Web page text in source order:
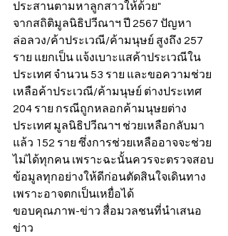
ประสานตามหาลูกสาวให้ด้วย"
จากสถิติมูลนิธิปวีณาฯ ปี 2567 ปัญหา
ล่อลวง/ค้าประเวณี/ค้ามนุษย์ สูงถึง 257
ราย แยกเป็น แจ้งเบาะแสค้าประเวณีใน
ประเทศ จำนวน 53 ราย และขอความช่วย
เหลือค้าประเวณี/ค้ามนุษย์ ต่างประเทศ
204 ราย กรณีถูกหลอกค้ามนุษยต่าง
ประเทศ มูลนิธิปวีณาฯ ช่วยเหลือกลับมา
แล้ว 152 ราย ซึ่งการช่วยเหลืออาจจะช่วย
ไม่ได้ทุกคน เพราะฉะนั้นควรจะตรวจสอบ
ข้อมูลทุกอย่างให้ดีก่อนตัดสินใจเดินทาง
เพราะอาจตกเป็นเหยื่อได้
ขอบคุณภาพ-ข่าว สื่อมวลชนที่นำเสนอ
ข่าว